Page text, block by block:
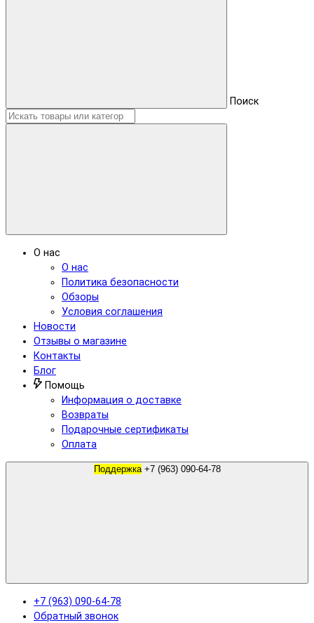
Поиск
О нас
О нас
Политика безопасности
Обзоры
Условия соглашения
Новости
Отзывы о магазине
Контакты
Блог
Помощь
Информация о доставке
Возвраты
Подарочные сертификаты
Оплата
Поддержка +7 (963) 090-64-78
+7 (963) 090-64-78
Обратный звонок